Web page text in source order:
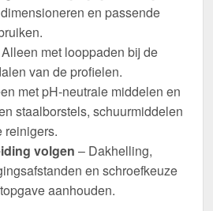
en passende
met looppaden bij de
van de profielen.
met pH-neutrale middelen en
staalborstels, schuurmiddelen
reinigers.
volgen – Dakhelling,
en schroefkeuze
aanhouden.